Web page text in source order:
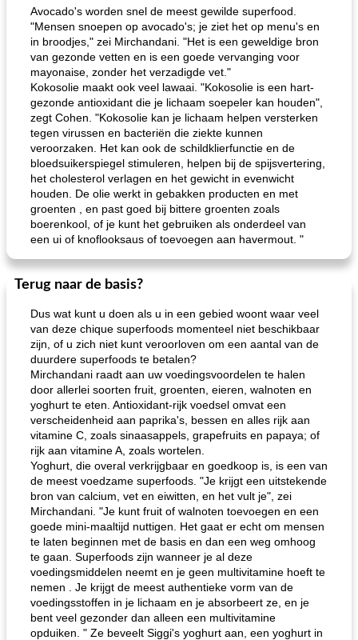
Avocado's worden snel de meest gewilde superfood.
"Mensen snoepen op avocado's; je ziet het op menu's en
in broodjes," zei Mirchandani. "Het is een geweldige bron
van gezonde vetten en is een goede vervanging voor
mayonaise, zonder het verzadigde vet."
Kokosolie maakt ook veel lawaai. "Kokosolie is een hart-
gezonde antioxidant die je lichaam soepeler kan houden",
zegt Cohen. "Kokosolie kan je lichaam helpen versterken
tegen virussen en bacteriën die ziekte kunnen
veroorzaken. Het kan ook de schildklierfunctie en de
bloedsuikerspiegel stimuleren, helpen bij de spijsvertering,
het cholesterol verlagen en het gewicht in evenwicht
houden. De olie werkt in gebakken producten en met
groenten , en past goed bij bittere groenten zoals
boerenkool, of je kunt het gebruiken als onderdeel van
een ui of knoflooksaus of toevoegen aan havermout. "
Terug naar de basis?
Dus wat kunt u doen als u in een gebied woont waar veel
van deze chique superfoods momenteel niet beschikbaar
zijn, of u zich niet kunt veroorloven om een ​​aantal van de
duurdere superfoods te betalen?
Mirchandani raadt aan uw voedingsvoordelen te halen
door allerlei soorten fruit, groenten, eieren, walnoten en
yoghurt te eten. Antioxidant-rijk voedsel omvat een
verscheidenheid aan paprika's, bessen en alles rijk aan
vitamine C, zoals sinaasappels, grapefruits en papaya; of
rijk aan vitamine A, zoals wortelen.
Yoghurt, die overal verkrijgbaar en goedkoop is, is een van
de meest voedzame superfoods. "Je krijgt een uitstekende
bron van calcium, vet en eiwitten, en het vult je", zei
Mirchandani. "Je kunt fruit of walnoten toevoegen en een
goede mini-maaltijd nuttigen. Het gaat er echt om mensen
te laten beginnen met de basis en dan een weg omhoog
te gaan. Superfoods zijn wanneer je al deze
voedingsmiddelen neemt en je geen multivitamine hoeft te
nemen . Je krijgt de meest authentieke vorm van de
voedingsstoffen in je lichaam en je absorbeert ze, en je
bent veel gezonder dan alleen een multivitamine
opduiken. " Ze beveelt Siggi's yoghurt aan, een yoghurt in